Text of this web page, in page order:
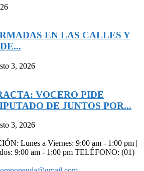
EN LAS CALLES Y
3, 2026
VOCERO PIDE
DE JUNTOS POR...
3, 2026
Lunes a Viernes: 9:00 am - 1:00 pm |
9:00 am - 1:00 pm TELÉFONO: (01)